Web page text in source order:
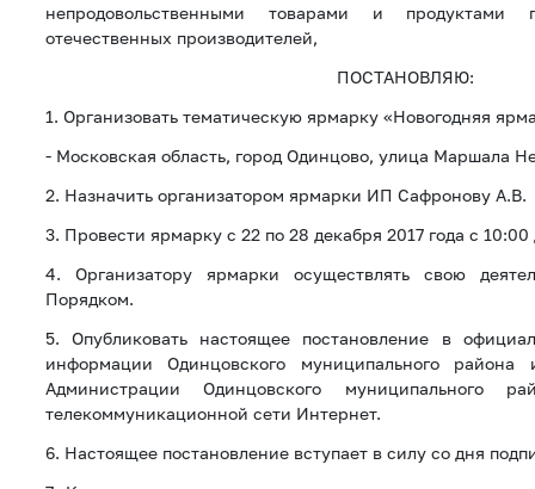
непродовольственными товарами и продуктами
отечественных производителей,
ПОСТАНОВЛЯЮ:
1. Организовать тематическую ярмарку «Новогодняя
- Московская область, город Одинцово, улица Маршала
2. Назначить организатором ярмарки ИП Сафронову А.В.
3. Провести ярмарку с 22 по 28 декабря 2017 года с 10:00
4. Организатору ярмарки осуществлять свою
Порядком.
5. Опубликовать настоящее постановление в
информации Одинцовского муниципального
Администрации Одинцовского муниципального
телекоммуникационной сети Интернет.
6. Настоящее постановление вступает в силу со дня